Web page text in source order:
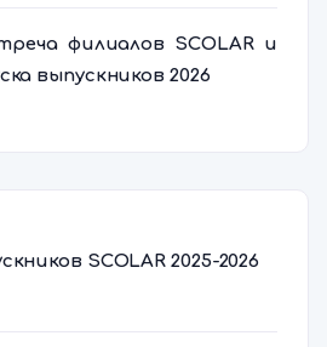
филиалов SCOLAR и
выпускников 2026
SCOLAR 2025-2026